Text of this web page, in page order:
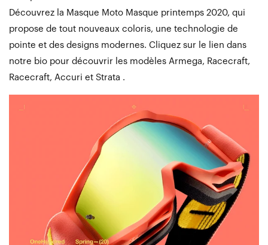
Découvrez la Masque Moto Masque printemps 2020, qui
propose de tout nouveaux coloris, une technologie de
pointe et des designs modernes. Cliquez sur le lien dans
notre bio pour découvrir les modèles Armega, Racecraft,
Racecraft, Accuri et Strata .